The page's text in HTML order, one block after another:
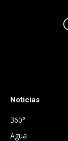
Noticias
360°
Agua